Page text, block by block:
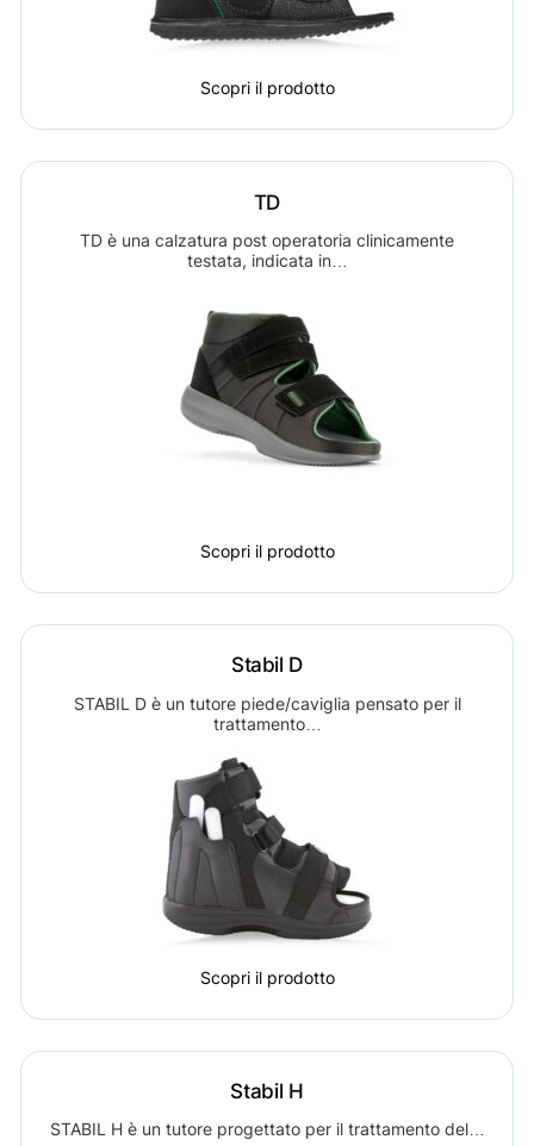
Scopri il prodotto
TD
TD è una calzatura post operatoria clinicamente
testata, indicata in…
Scopri il prodotto
Stabil D
STABIL D è un tutore piede/caviglia pensato per il
trattamento…
Scopri il prodotto
Stabil H
STABIL H è un tutore progettato per il trattamento del…